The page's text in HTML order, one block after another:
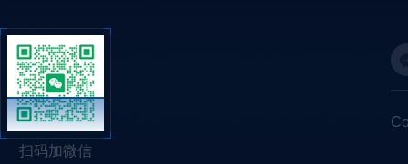
扫码加微信